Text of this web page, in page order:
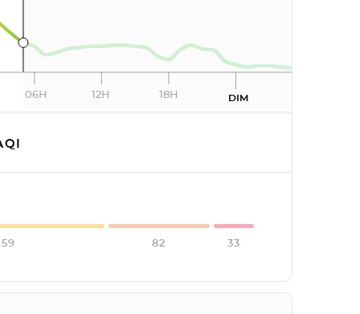
06H 12H 18H DIM
82 33